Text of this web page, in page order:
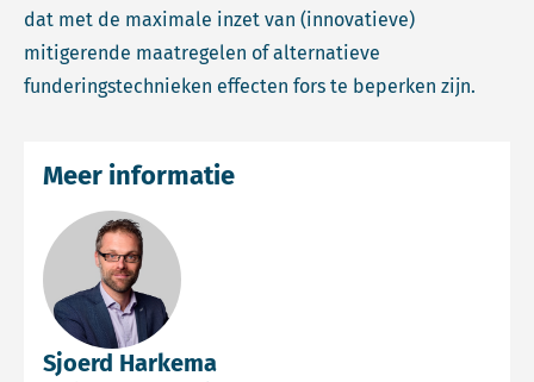
dat met de maximale inzet van (innovatieve)
mitigerende maatregelen of alternatieve
funderingstechnieken effecten fors te beperken zijn.
Sjoerd Harkema
Meer informatie